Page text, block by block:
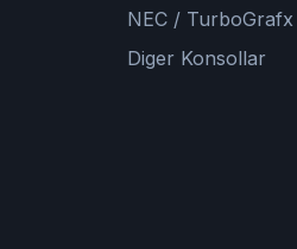
NEC / TurboGrafx
Diger Konsollar